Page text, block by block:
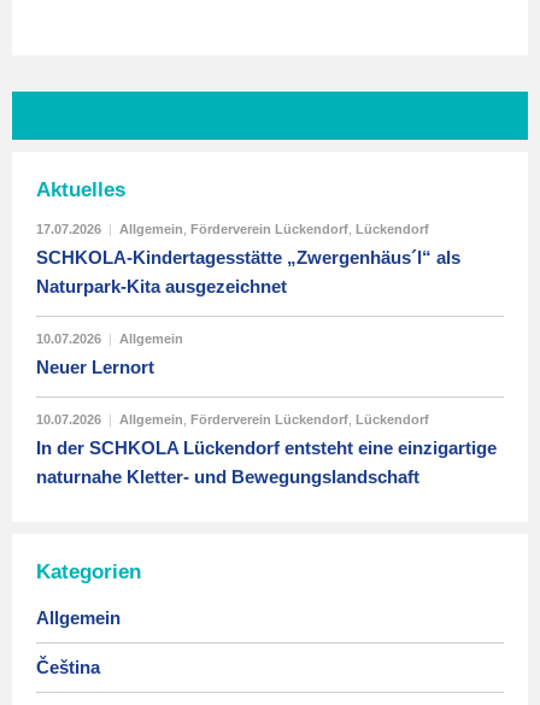
Aktuelles
17.07.2026 | Allgemein Förderverein Lückendorf Lückendorf
SCHKOLA-Kindertagesstätte „Zwergenhäus´l“ als
Naturpark-Kita ausgezeichnet
10.07.2026 | Allgemein
Neuer Lernort
10.07.2026 | Allgemein Förderverein Lückendorf Lückendorf
In der SCHKOLA Lückendorf entsteht eine einzigartige
naturnahe Kletter- und Bewegungslandschaft
Kategorien
Allgemein
Čeština